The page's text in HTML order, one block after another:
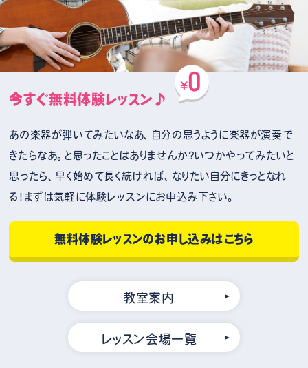
今すぐ無料体験レッスン♪
あの楽器が弾いてみたいなあ、自分の思うように楽器が演奏で
きたらなあ。と思ったことはありませんか？いつかやってみたいと
思ったら、早く始めて長く続ければ、なりたい自分にきっとなれ
る！まずは気軽に体験レッスンにお申込み下さい。
無料体験レッスンのお申し込みはこちら
教室案内
レッスン会場一覧